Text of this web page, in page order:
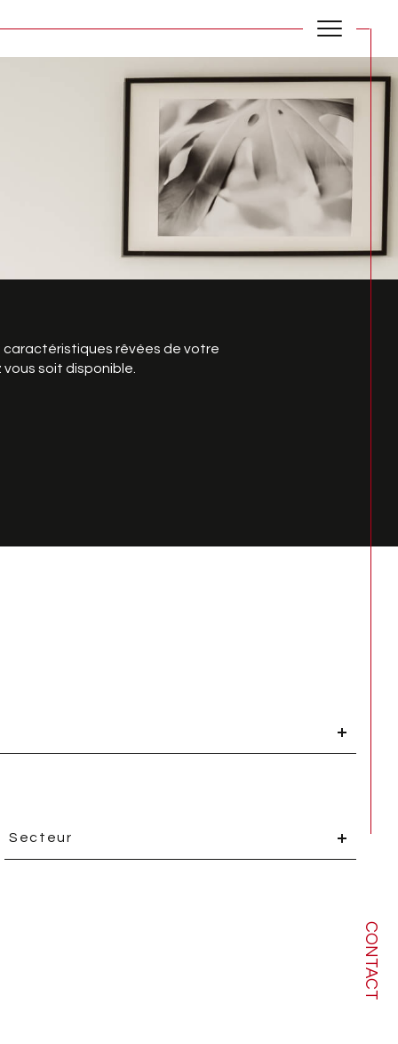
CONTACT
caractéristiques rêvées de votre
soit disponible.
Secteur